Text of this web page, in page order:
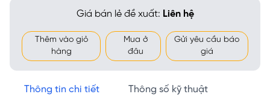
Giá bán lẻ đề xuất: Liên hệ
Thêm vào giỏ
hàng
Mua ở
đâu
Gửi yêu cầu báo
giá
Thông tin chi tiết Thông số kỹ thuật